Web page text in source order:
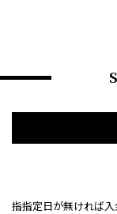
指指定日が無ければ入